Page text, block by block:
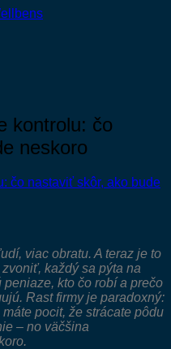
kontrolu: čo
neskoro
viac obratu. A teraz je to
každý sa pýta na
kto čo robí a prečo
Rast firmy je paradoxný:
pocit, že strácate pôdu
– no väčšina